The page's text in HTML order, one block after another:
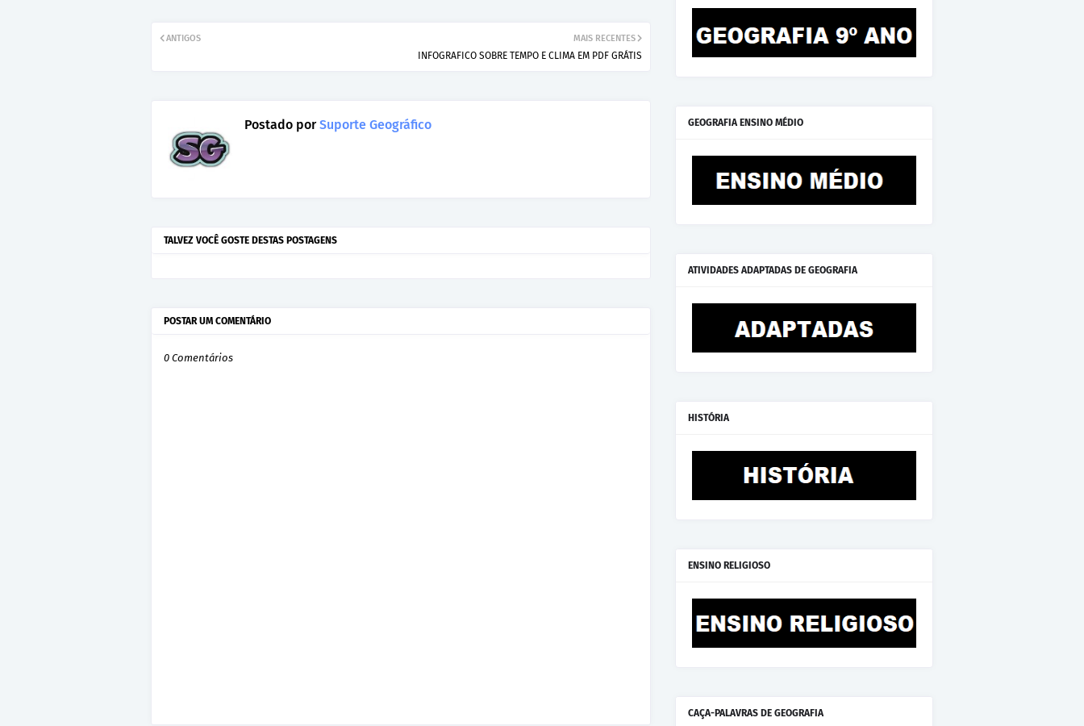
MAIS RECENTES
INFOGRAFICO SOBRE TEMPO E CLIMA EM PDF GRÁTIS
ANTIGOS
Postado porSuporte Geográfico
TALVEZ VOCÊ GOSTE DESTAS POSTAGENS
POSTAR UM COMENTÁRIO
0 Comentários
GEOGRAFIA ENSINO MÉDIO
ATIVIDADES ADAPTADAS DE GEOGRAFIA
HISTÓRIA
ENSINO RELIGIOSO
CAÇA-PALAVRAS DE GEOGRAFIA